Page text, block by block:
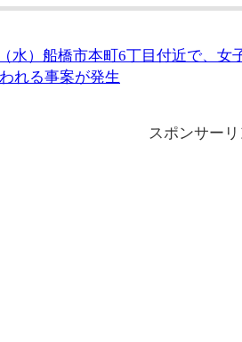
水）船橋市本町6丁目付近で、女
れる事案が発生
スポンサーリ